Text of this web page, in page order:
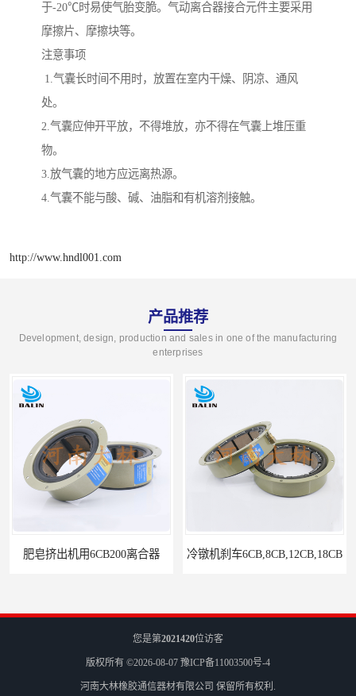
于-20℃时易使气胎变脆。气动离合器接合元件主要采用
摩擦片、摩擦块等。
注意事项
1.气囊长时间不用时，放置在室内干燥、阴凉、通风
处。
2.气囊应伸开平放，不得堆放，亦不得在气囊上堆压重
物。
3.放气囊的地方应远离热源。
4.气囊不能与酸、碱、油脂和有机溶剂接触。
http://www.hndl001.com
产品推荐
Development, design, production and sales in one of the manufacturing
enterprises
冷镦机刹车6CB,8CB,12CB,18CB Airflex同等6CB200离合器
您是第2021420位访客
版权所有 ©2026-08-07 豫ICP备11003500号-4
河南大林橡胶通信器材有限公司 保留所有权利.